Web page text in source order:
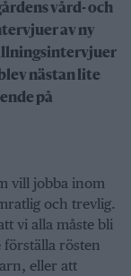
vård- och
av ny
nästan lite
på
vill jobba inom
och trevlig.
vi alla måste bli
rösten
eller att